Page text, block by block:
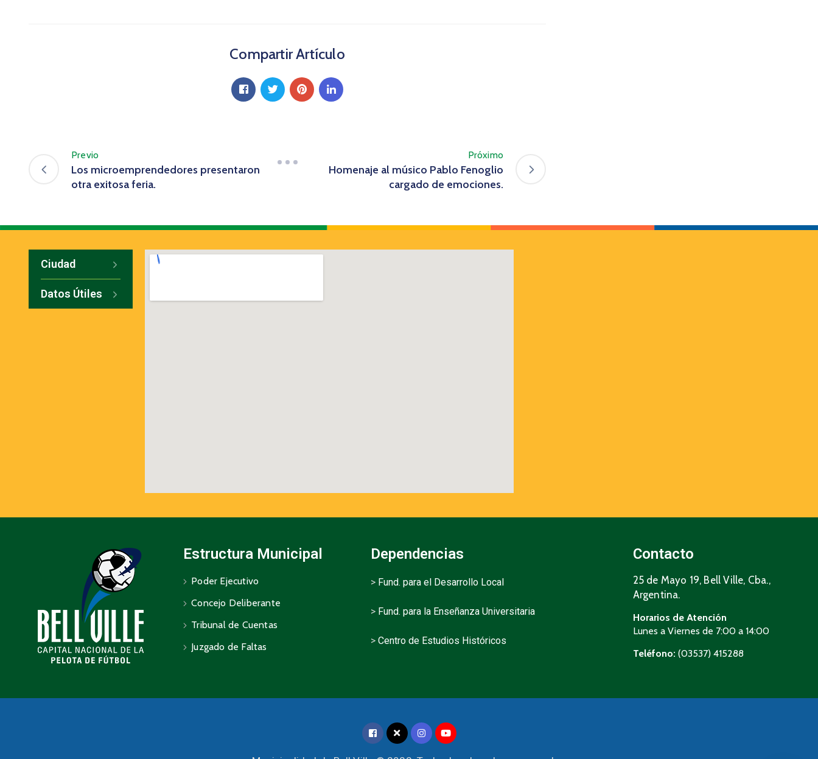
Compartir Artículo
Previo
Los microemprendedores presentaron
otra exitosa feria.
Próximo
Homenaje al músico Pablo Fenoglio
cargado de emociones.
Ciudad
Datos Útiles
Estructura Municipal
Poder Ejecutivo
Concejo Deliberante
Tribunal de Cuentas
Juzgado de Faltas
Dependencias
> Fund. para el Desarrollo Local
> Fund. para la Enseñanza Universitaria
> Centro de Estudios Históricos
Contacto
25 de Mayo 19, Bell Ville, Cba.,
Argentina.
Horarios de Atención
Lunes a Viernes de 7:00 a 14:00
Teléfono: (03537) 415288